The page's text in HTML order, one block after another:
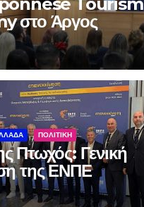
στο Άργος
ΠΟΛΙΤΙΚΗ
Πτωχός: Γενική
της ΕΝΠΕ